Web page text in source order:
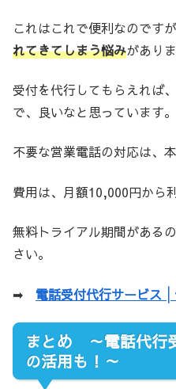
これはこれで便利なのですが
れてきてしまう悩みがありま
受付を代行してもらえれば
で、良いなと思っています。
不要な営業電話の対応は、
費用は、月額10,000円から
無料トライアル期間がある
さい。
➡ 電話受付代行サービス
まとめ ～電話代行
の活用も！～